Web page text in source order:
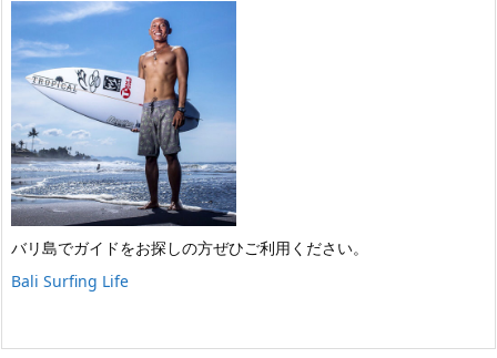
バリ島でガイドをお探しの方ぜひご利用ください。
Bali Surfing Life